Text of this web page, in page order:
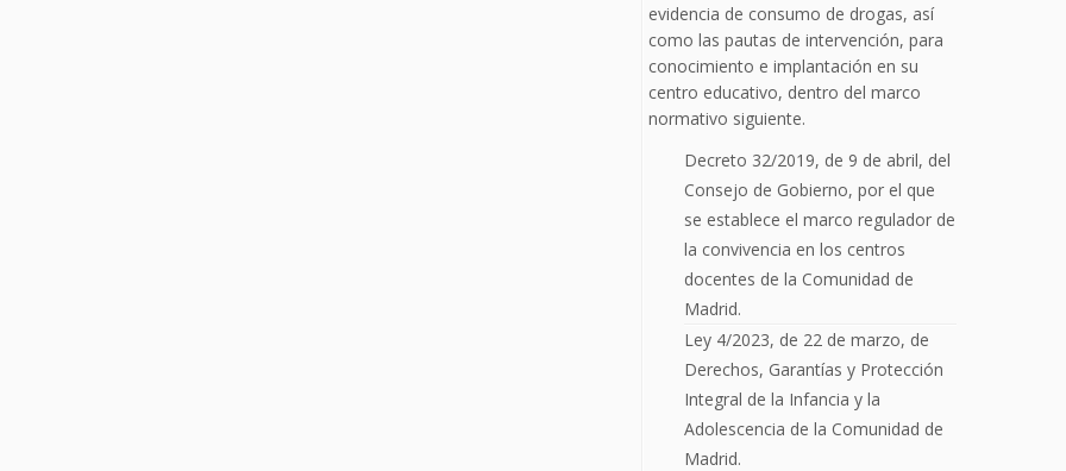
evidencia de consumo de drogas, así
como las pautas de intervención, para
conocimiento e implantación en su
centro educativo, dentro del marco
normativo siguiente.
Decreto 32/2019, de 9 de abril, del
Consejo de Gobierno, por el que
se establece el marco regulador de
la convivencia en los centros
docentes de la Comunidad de
Madrid.
Ley 4/2023, de 22 de marzo, de
Derechos, Garantías y Protección
Integral de la Infancia y la
Adolescencia de la Comunidad de
Madrid.